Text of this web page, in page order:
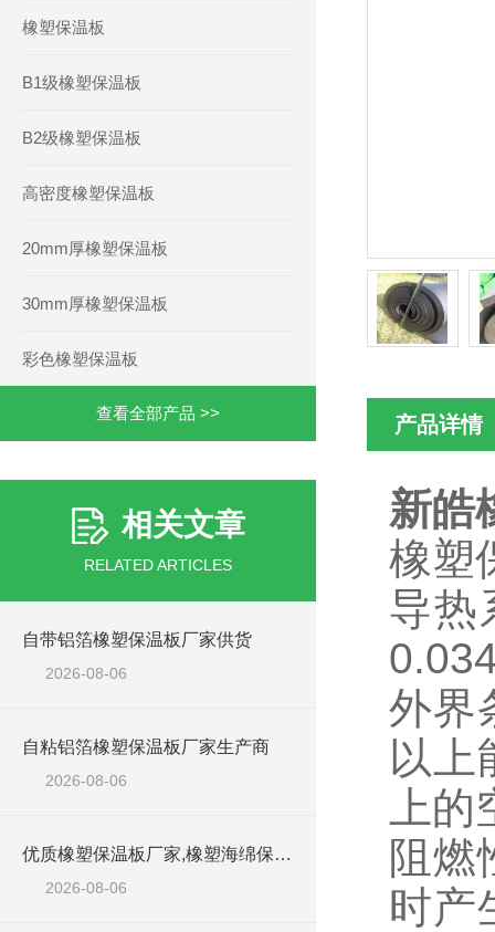
橡塑保温板
B1级橡塑保温板
B2级橡塑保温板
高密度橡塑保温板
20mm厚橡塑保温板
30mm厚橡塑保温板
彩色橡塑保温板
查看全部产品 >>
相关文章
RELATED ARTICLES
自带铝箔橡塑保温板厂家供货
2026-08-06
自粘铝箔橡塑保温板厂家生产商
2026-08-06
优质橡塑保温板厂家,橡塑海绵保温材料供货商
2026-08-06
产品详情
新皓
橡塑
导热
外界
以上
上
阻燃
时产